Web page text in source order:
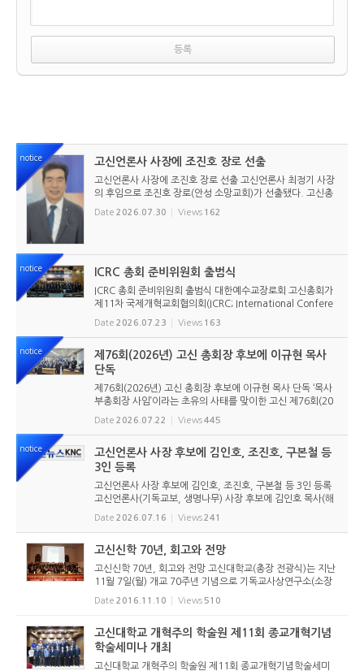
notice 고신언론사 사장에 조진호 장로 선출
고신언론사 사장에 조진호 장로 선출 고신언론사 최정기 사장
의 후임으로 조진호 장로(안성 소망교회)가 선출됐다. 고신총
회 유지재단 이사회는 2026년 7월 30일(목) 오전 11시 고신
총회회관 3층에서 임시이사회를 열고, 조진호 장로를 차기 사
Date 2026.07.30 Views 162
notice ICRC 총회 준비위원회 출범식
ICRC 총회 준비위원회 출범식 대한예수교장로회 고신총회가
제11차 국제개혁교회협의회(ICRC; International Confere
nce of Reformed Churches) 총회를 앞두고 본격적인 준비
에 들어갔다. 2026년 7월 20일 서울 남서울교회에서 ‘ICRC
Date 2026.07.23 Views 163
notice
제76회(2026년) 고신 총회장 후보에 이규현 목사
단독
제76회(2026년) 고신 총회장 후보에 이규현 목사 단독 ‘목사
부총회장 사임’이라는 초유의 사태를 맞이한 고신 제76회(20
26년) 총회장 후보에 이규현 목사(인천노회) 단독으로 입후보
했다. 6월 9일 경남마산노회의 추천을 받아 입후보했던 강영
Date 2026.07.22 Views445
notice
고신언론사 사장 후보에 김인호, 조진호, 구본철 등
3인 등록
고신언론사 사장 후보에 김인호, 조진호, 구본철 등 3인 등록
고신언론사(기독교보, 생명나무) 사장 후보에 김인호 목사(해
오름교회), 조진호 장로(소망교회), 구본철 장로(남서울교회)
가 등록했다. 당초 김희종 목사(유호교회)도 거론되었으나 최
Date 2026.07.16 Views241
고신신학 70년, 회고와 전망
고신신학 70년, 회고와 전망​ 고신대학교(총장 전광식)는 지난
11월 7일(월) 개교 70주년 기념으로 기독교사상연구소(소장
송영목 교수) 주관으로, ‘고신신학 70년, 회고와 전망’ 세미나
를 개최했다. 강영안 고려학원이사장과 전광식 총장의 축사...
Date 2016.11.10 Views 510
고신대학교 개혁주의 학술원 제11회 종교개혁기념
학술세미나 개최
고신대학교 개혁주의 학술원 제11회 종교개혁기념학술세미